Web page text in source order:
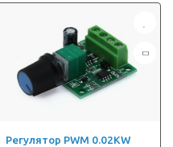
Регулятор PWM 0.02KW